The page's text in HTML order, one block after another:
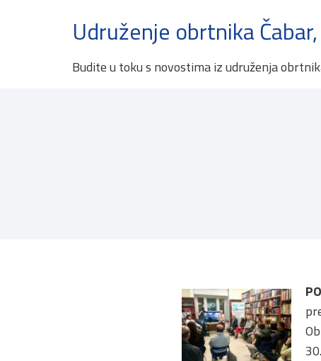
Udruženje obrtnika
Budite u toku s novostima iz udruženja